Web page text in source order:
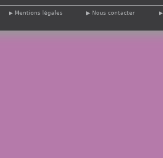
Mentions légales Nous contacter